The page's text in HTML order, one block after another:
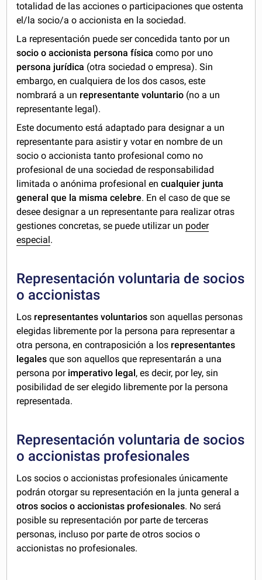
totalidad de las acciones o participaciones que ostenta
el/la socio/a o accionista en la sociedad.
La representación puede ser concedida tanto por un
socio o accionista persona física como por uno
persona jurídica (otra sociedad o empresa). Sin
embargo, en cualquiera de los dos casos, este
nombrará a un representante voluntario (no a un
representante legal).
Este documento está adaptado para designar a un
representante para asistir y votar en nombre de un
socio o accionista tanto profesional como no
profesional de una sociedad de responsabilidad
limitada o anónima profesional encualquier junta
general que la misma celebre. En el caso de que se
desee designar a un representante para realizar otras
gestiones concretas, se puede utilizar un poder
especial .
Representación voluntaria de socios
o accionistas
Los representantes voluntarios son aquellas personas
elegidas libremente por la persona para representar a
otra persona, en contraposición a los representantes
legales que son aquellos que representarán a una
persona por imperativo legal , es decir, por ley, sin
posibilidad de ser elegido libremente por la persona
representada.
Representación voluntaria de socios
o accionistas profesionales
Los socios o accionistas profesionales únicamente
podrán otorgar su representación en la junta general a
otros socios o accionistas profesionales. No será
posible su representación por parte de terceras
personas, incluso por parte de otros socios o
accionistas no profesionales.